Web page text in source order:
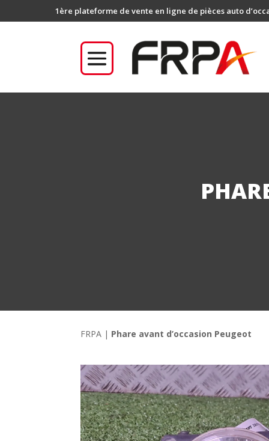
1ère plateforme de vente en ligne de pièces auto
FRPA | Phare avant d’occasion Peugeot